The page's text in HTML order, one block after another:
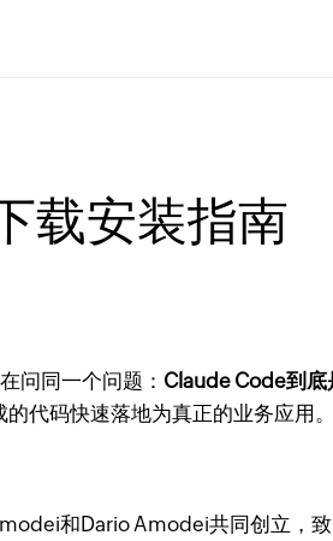
载安装指南
问同一个问题： Claude Code到底
代码快速落地为真正的业务应用。
和Dario Amodei共同创立，